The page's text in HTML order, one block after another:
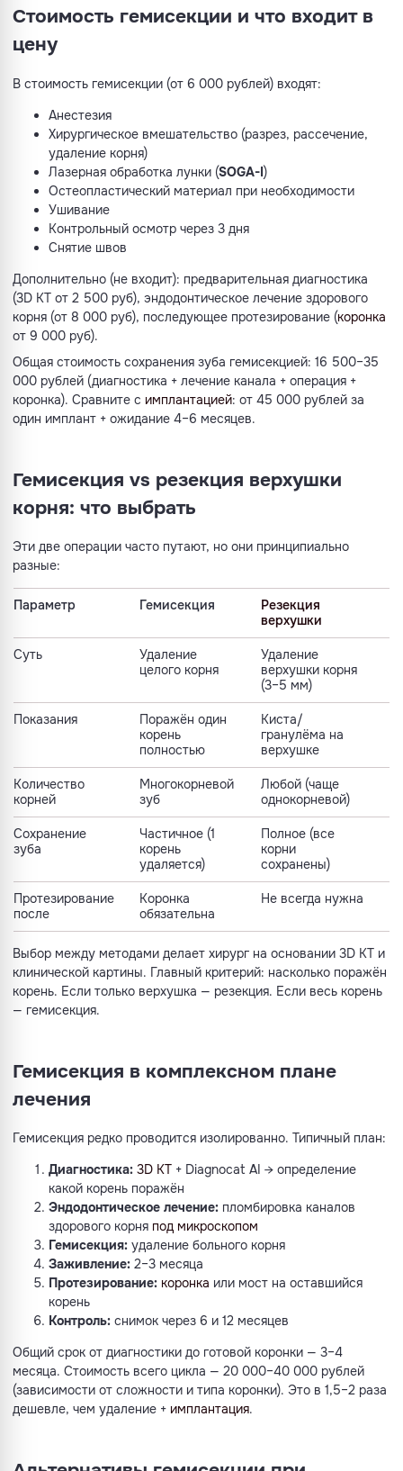
Стоимость гемисекции и что входит в
цену
В стоимость гемисекции (от 6 000 рублей) входят:
Анестезия
Хирургическое вмешательство (разрез, рассечение,
удаление корня)
Лазерная обработка лунки (SOGA-I)
Остеопластический материал при необходимости
Ушивание
Контрольный осмотр через 3 дня
Снятие швов
Дополнительно (не входит): предварительная диагностика
(3D КТ от 2 500 руб), эндодонтическое лечение здорового
корня (от 8 000 руб), последующее протезирование (коронка
от 9 000 руб).
Общая стоимость сохранения зуба гемисекцией: 16 500–35
000 рублей (диагностика + лечение канала + операция +
коронка). Сравните с имплантацией: от 45 000 рублей за
один имплант + ожидание 4–6 месяцев.
Гемисекция vs резекция верхушки
корня: что выбрать
Эти две операции часто путают, но они принципиально
разные:
Параметр Гемисекция
Резекция
верхушки
Суть
Удаление
целого корня
Удаление
верхушки корня
(3–5 мм)
Показания
Поражён один
корень
полностью
Киста/
гранулёма на
верхушке
Количество
корней
Многокорневой
зуб
Любой (чаще
однокорневой)
Сохранение
зуба
Частичное (1
корень
удаляется)
Полное (все
корни
сохранены)
Протезирование
после
Коронка
обязательна
Не всегда нужна
Выбор между методами делает хирург на основании 3D КТ и
клинической картины. Главный критерий: насколько поражён
корень. Если только верхушка — резекция. Если весь корень
— гемисекция.
Гемисекция в комплексном плане
лечения
Гемисекция редко проводится изолированно. Типичный план:
Диагностика: 3D КТ + Diagnocat AI → определение
какой корень поражён
Эндодонтическое лечение: пломбировка каналов
здорового корня под микроскопом
Гемисекция: удаление больного корня
Заживление: 2–3 месяца
Протезирование: коронка или мост на оставшийся
корень
Контроль: снимок через 6 и 12 месяцев
Общий срок от диагностики до готовой коронки — 3–4
месяца. Стоимость всего цикла — 20 000–40 000 рублей
(зависимости от сложности и типа коронки). Это в 1,5–2 раза
дешевле, чем удаление + имплантация.